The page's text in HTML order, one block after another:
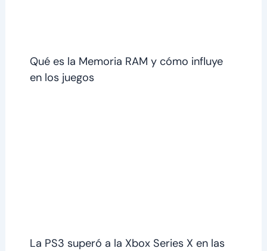
Qué es la Memoria RAM y cómo influye
en los juegos
La PS3 superó a la Xbox Series X en las